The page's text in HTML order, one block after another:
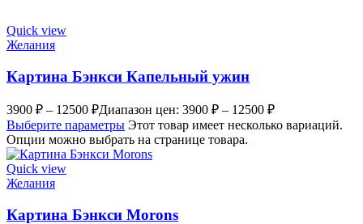
Quick view
Желания
Картина Бэнкси Капельный ужин
3900 ₽ – 12500 ₽Диапазон цен: 3900 ₽ – 12500 ₽
Выберите параметры Этот товар имеет несколько вариаций.
Опции можно выбрать на странице товара.
Quick view
Желания
Картина Бэнкси Morons